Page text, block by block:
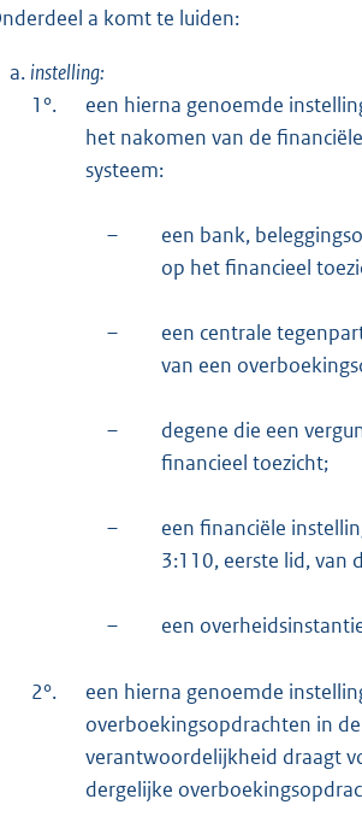
a komt te luiden:
a. instelling:
1°.
een hierna genoemde
het nakomen van de
systeem:
–
een bank,
op het financieel
–
een centrale
van een
–
degene die een
financieel toezicht;
–
een financiële
3:110, eerste lid, van
– een
2°.
een hierna genoemde
overboekingsopdrachten in
verantwoordelijkheid draagt
dergelijke